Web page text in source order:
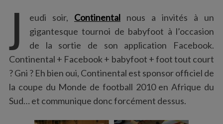
r
:
J eudi soir, Continentalnous a invités à un
gigantesque tournoi de babyfoot à l’occasion
de la sortie de son application Facebook.
Continental + Facebook + babyfoot + foot tout court
? Gni ? Eh bien oui, Continental est sponsor officiel de
la coupe du Monde de football 2010 en Afrique du
Sud… et communique donc forcément dessus.